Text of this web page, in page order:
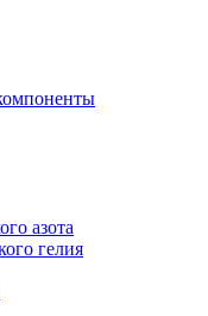
азота
гелия